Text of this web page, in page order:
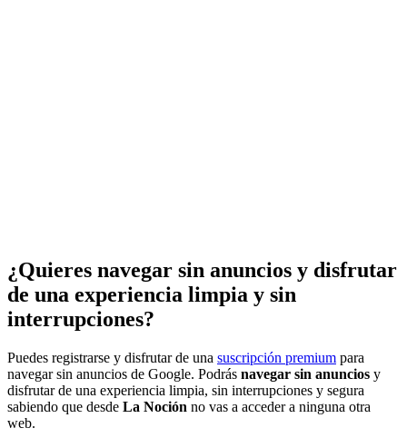
¿Quieres navegar sin anuncios y disfrutar
de una experiencia limpia y sin
interrupciones?
Puedes registrarse y disfrutar de una suscripción premium para
navegar sin anuncios de Google. Podrás navegar sin anuncios y
disfrutar de una experiencia limpia, sin interrupciones y segura
sabiendo que desde La Noción no vas a acceder a ninguna otra
web.